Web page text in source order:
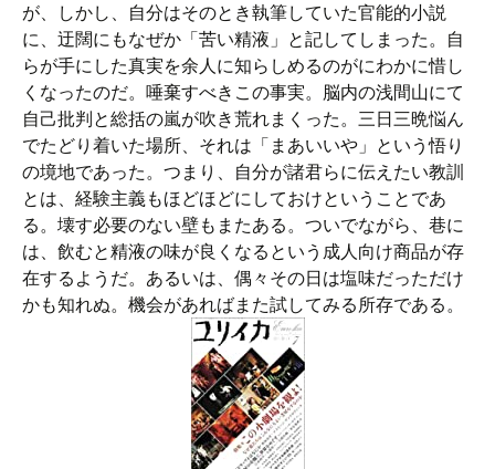
が、しかし、自分はそのとき執筆していた官能的小説
に、迂闊にもなぜか「苦い精液」と記してしまった。自
らが手にした真実を余人に知らしめるのがにわかに惜し
くなったのだ。唾棄すべきこの事実。脳内の浅間山にて
自己批判と総括の嵐が吹き荒れまくった。三日三晩悩ん
でたどり着いた場所、それは「まあいいや」という悟り
の境地であった。つまり、自分が諸君らに伝えたい教訓
とは、経験主義もほどほどにしておけということであ
る。壊す必要のない壁もまたある。ついでながら、巷に
は、飲むと精液の味が良くなるという成人向け商品が存
在するようだ。あるいは、偶々その日は塩味だっただけ
かも知れぬ。機会があればまた試してみる所存である。